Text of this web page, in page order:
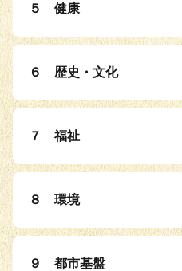
５ 健康
６ 歴史・文化
７ 福祉
８ 環境
９ 都市基盤